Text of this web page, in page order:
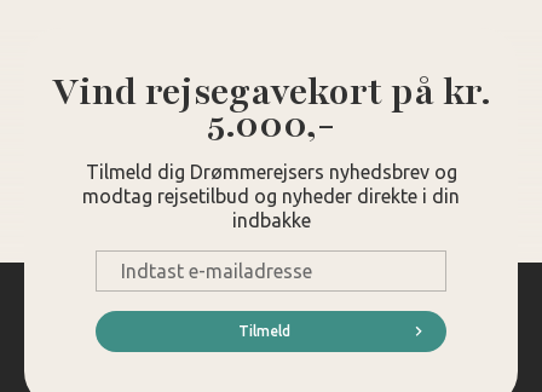
Vind rejsegavekort på kr.
5.000,-
Tilmeld dig Drømmerejsers nyhedsbrev og
modtag rejsetilbud og nyheder direkte i din
indbakke
mail
*
Tilmeld